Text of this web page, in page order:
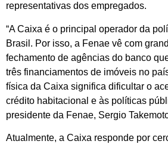
representativas dos empregados.
“A Caixa é o principal operador da
Brasil. Por isso, a Fenae vê com
fechamento de agências do banco
três financiamentos de imóveis no
física da Caixa significa dificultar o
crédito habitacional e às políticas
presidente da Fenae, Sergio
Atualmente, a Caixa responde por